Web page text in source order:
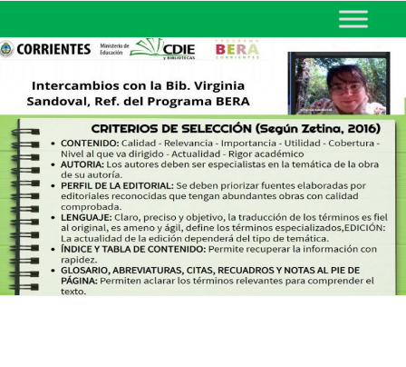
MINISTERIO DE EDUCACIÓN
DE CORRIENTES